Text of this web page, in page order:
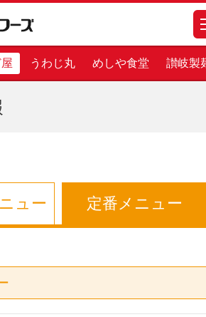
ズ
うわじ丸 めしや食堂 讃岐製
ュー 定番メニュー